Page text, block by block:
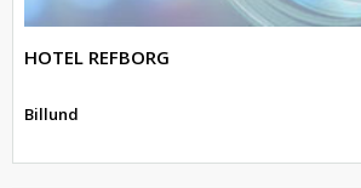
HOTEL REFBORG
Billund